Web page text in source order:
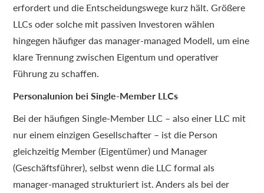
erfordert und die Entscheidungswege kurz hält. Größere
LLCs oder solche mit passiven Investoren wählen
hingegen häufiger das manager-managed Modell, um eine
klare Trennung zwischen Eigentum und operativer
Führung zu schaffen.
Personalunion bei Single-Member LLCs
Bei der häufigen Single-Member LLC – also einer LLC mit
nur einem einzigen Gesellschafter – ist die Person
gleichzeitig Member (Eigentümer) und Manager
(Geschäftsführer), selbst wenn die LLC formal als
manager-managed strukturiert ist. Anders als bei der